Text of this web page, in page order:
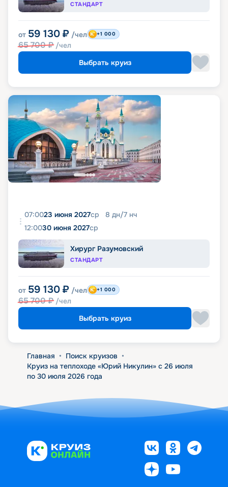
СТАНДАРТ
от 59 130 ₽ /чел
65 700₽ /чел
+1 000
Выбрать круиз
07:0023 июня 2027ср 8 дн/7 нч
12:0030 июня 2027ср
Хирург Разумовский
СТАНДАРТ
от 59 130 ₽ /чел
65 700₽ /чел
+1 000
Выбрать круиз
Главная • Поиск круизов •
Круиз на теплоходе «Юрий Никулин» с 26 июля
по 30 июля 2026 года